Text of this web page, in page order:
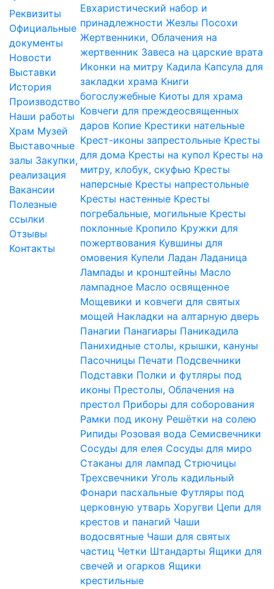
Реквизиты
Официальные
документы
Новости
Выставки
История
Производство
Наши работы
Храм Музей
Выставочные
залы Закупки,
реализация
Вакансии
Полезные
ссылки
Отзывы
Контакты
Евхаристический набор и
принадлежности Жезлы Посохи
Жертвенники, Облачения на
жертвенник Завеса на царские врата
Иконки на митру Кадила Капсула для
закладки храма Книги
богослужебные Киоты для храма
Ковчеги для преждеосвященных
даров Копие Крестики нательные
Крест-иконы запрестольные Кресты
для дома Кресты на купол Кресты на
митру, клобук, скуфью Кресты
наперсные Кресты напрестольные
Кресты настенные Кресты
погребальные, могильные Кресты
поклонные Кропило Кружки для
пожертвования Кувшины для
омовения Купели Ладан Ладаница
Лампады и кронштейны Масло
лампадное Масло освященное
Мощевики и ковчеги для святых
мощей Накладки на алтарную дверь
Панагии Панагиары Паникадила
Панихидные столы, крышки, кануны
Пасочницы Печати Подсвечники
Подставки Полки и футляры под
иконы Престолы, Облачения на
престол Приборы для соборования
Рамки под икону Решётки на солею
Рипиды Розовая вода Семисвечники
Сосуды для елея Сосуды для миро
Стаканы для лампад Стрючицы
Трехсвечники Уголь кадильный
Фонари пасхальные Футляры под
церковную утварь Хоругви Цепи для
крестов и панагий Чаши
водосвятные Чаши для святых
частиц Четки Штандарты Ящики для
свечей и огарков Ящики
крестильные